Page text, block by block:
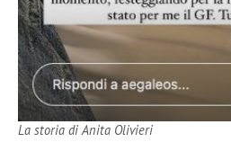
La storia di Anita Olivieri